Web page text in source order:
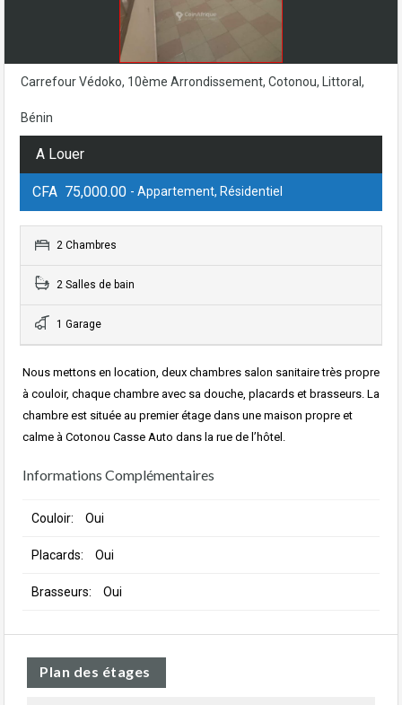
Carrefour Védoko, 10ème Arrondissement, Cotonou, Littoral,
Bénin
A Louer
CFA 75,000.00 - Appartement, Résidentiel
2 Chambres
2 Salles de bain
1 Garage
Nous mettons en location, deux chambres salon sanitaire très propre
à couloir, chaque chambre avec sa douche, placards et brasseurs. La
chambre est située au premier étage dans une maison propre et
calme à Cotonou Casse Auto dans la rue de l’hôtel.
Informations Complémentaires
Couloir: Oui
Placards: Oui
Brasseurs: Oui
Plan des étages